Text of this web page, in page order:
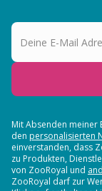
Deine E-Mail
Mit Absenden meiner
den personalisierten
einverstanden, dass
zu Produkten,
von ZooRoyal und
ZooRoyal darf zur